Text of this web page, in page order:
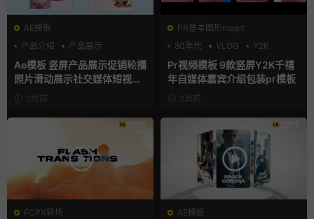
AE模板
产品介绍
产品展示
卡通模板
Ae模板 竖屏产品展示促销轮播
照片滑动展示社交媒体短视频
片头2周前
PR基本图形mogrt
80年代
VLOG Y2K
Pr视频模板 9款竖屏Y2K千禧
年自媒体嘉宾介绍包装pr模板
2周前
FCPX转场
AE模板